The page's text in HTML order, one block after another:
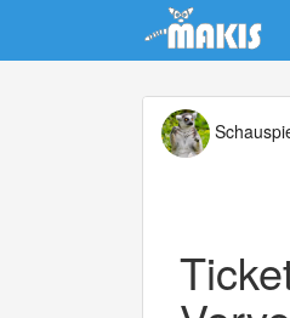
Update cookies preferences